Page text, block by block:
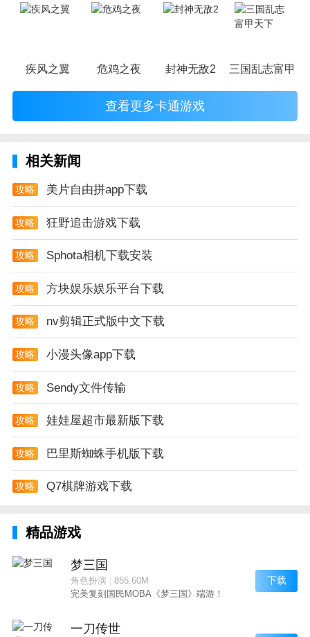
疾风之翼 危鸡之夜 封神无敌2 三国乱志富甲天
查看更多卡通游戏
相关新闻
攻略 美片自由拼app下载
攻略 狂野追击游戏下载
攻略 Sphota相机下载安装
攻略 方块娱乐娱乐平台下载
攻略 nv剪辑正式版中文下载
攻略 小漫头像app下载
攻略 Sendy文件传输
攻略 娃娃屋超市最新版下载
攻略 巴里斯蜘蛛手机版下载
攻略 Q7棋牌游戏下载
精品游戏
梦三国
角色扮演| 855.60M
完美复刻国民MOBA《梦三国》端游！
下载
一刀传世